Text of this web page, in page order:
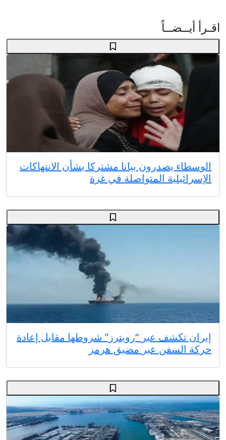
اقـرأ أيــضــاً
الوسطاء يصدرون بيانا مشتركا بشأن الانتهاكات
الإسرائيلية المتواصلة في غزة
إيران تكشف عبر “رويترز” شروطها مقابل إعادة
حركة السفن عبر مضيق هرمز